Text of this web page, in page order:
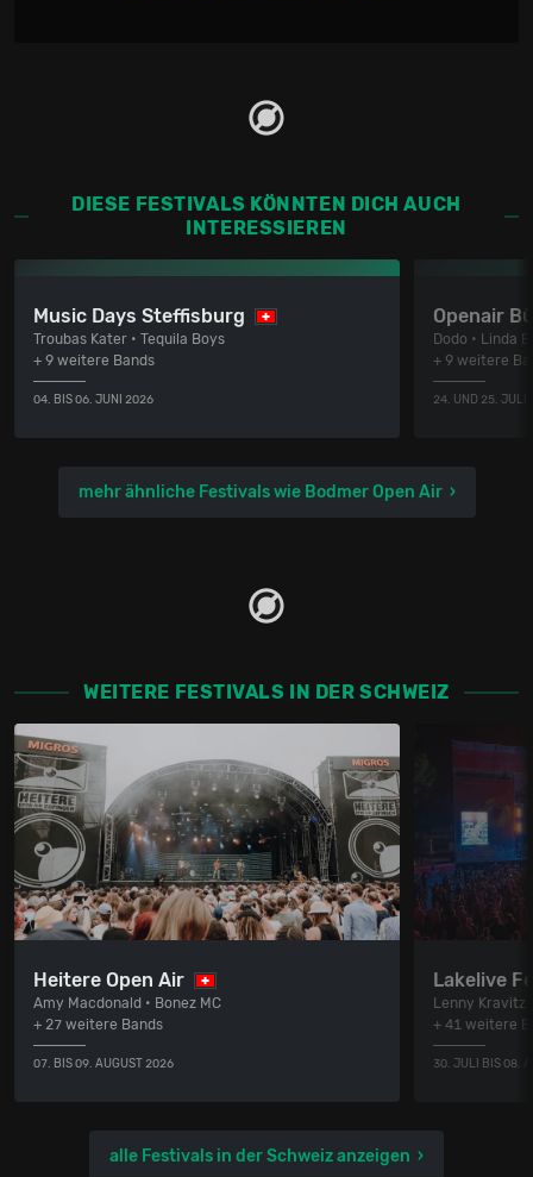
DIESE FESTIVALS KÖNNTEN DICH AUCH
INTERESSIEREN
Music Days Steffisburg
Troubas Kater • Tequila Boys
+ 9 weitere Bands
04. BIS 06. JUNI 2026
Openair
Dodo • Linda
+ 9 weitere
24. UND 25. JULI
mehr ähnliche Festivals wie Bodmer Open Air
WEITERE FESTIVALS IN DER SCHWEIZ
Heitere Open Air
Amy Macdonald • Bonez MC
+ 27 weitere Bands
07. BIS 09. AUGUST 2026
Lakelive
Lenny Kravitz
+ 41 weitere
30. JULI BIS 08.
alle Festivals in der Schweiz anzeigen